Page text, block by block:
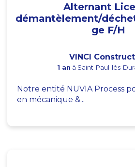
Alternant
démantèlement/
ge F/H
VINCI
1 an à Saint-Paul-lès-
Notre entité NUVIA Process
en mécanique &...